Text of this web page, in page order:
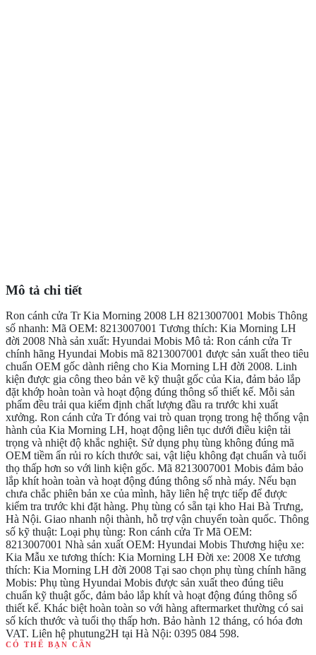
Mô tả chi tiết
Ron cánh cửa Tr Kia Morning 2008 LH 8213007001 Mobis Thông
số nhanh: Mã OEM: 8213007001 Tương thích: Kia Morning LH
đời 2008 Nhà sản xuất: Hyundai Mobis Mô tả: Ron cánh cửa Tr
chính hãng Hyundai Mobis mã 8213007001 được sản xuất theo tiêu
chuẩn OEM gốc dành riêng cho Kia Morning LH đời 2008. Linh
kiện được gia công theo bản vẽ kỹ thuật gốc của Kia, đảm bảo lắp
đặt khớp hoàn toàn và hoạt động đúng thông số thiết kế. Mỗi sản
phẩm đều trải qua kiểm định chất lượng đầu ra trước khi xuất
xưởng. Ron cánh cửa Tr đóng vai trò quan trọng trong hệ thống vận
hành của Kia Morning LH, hoạt động liên tục dưới điều kiện tải
trọng và nhiệt độ khắc nghiệt. Sử dụng phụ tùng không đúng mã
OEM tiềm ẩn rủi ro kích thước sai, vật liệu không đạt chuẩn và tuổi
thọ thấp hơn so với linh kiện gốc. Mã 8213007001 Mobis đảm bảo
lắp khít hoàn toàn và hoạt động đúng thông số nhà máy. Nếu bạn
chưa chắc phiên bản xe của mình, hãy liên hệ trực tiếp để được
kiểm tra trước khi đặt hàng. Phụ tùng có sẵn tại kho Hai Bà Trưng,
Hà Nội. Giao nhanh nội thành, hỗ trợ vận chuyển toàn quốc. Thông
số kỹ thuật: Loại phụ tùng: Ron cánh cửa Tr Mã OEM:
8213007001 Nhà sản xuất OEM: Hyundai Mobis Thương hiệu xe:
Kia Mẫu xe tương thích: Kia Morning LH Đời xe: 2008 Xe tương
thích: Kia Morning LH đời 2008 Tại sao chọn phụ tùng chính hãng
Mobis: Phụ tùng Hyundai Mobis được sản xuất theo đúng tiêu
chuẩn kỹ thuật gốc, đảm bảo lắp khít và hoạt động đúng thông số
thiết kế. Khác biệt hoàn toàn so với hàng aftermarket thường có sai
số kích thước và tuổi thọ thấp hơn. Bảo hành 12 tháng, có hóa đơn
VAT. Liên hệ phutung2H tại Hà Nội: 0395 084 598.
CÓ THỂ BẠN CẦN